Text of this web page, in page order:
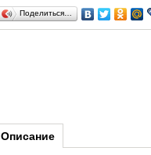
Поделиться…
Описание